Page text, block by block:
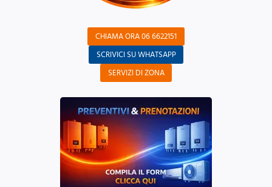
CHIAMA ORA 06 6622151
SCRIVICI SU WHATSAPP
SERVIZI DI ZONA